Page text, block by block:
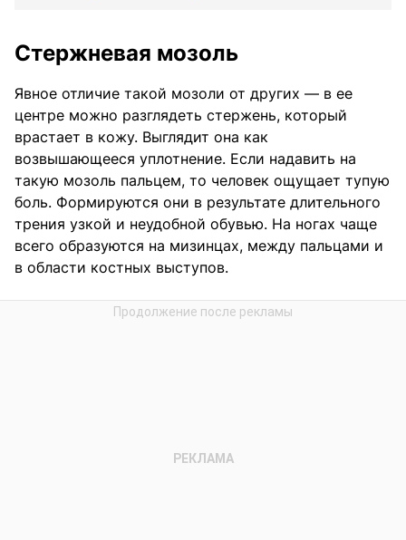
Стержневая мозоль
Явное отличие такой мозоли от других — в ее
центре можно разглядеть стержень, который
врастает в кожу. Выглядит она как
возвышающееся уплотнение. Если надавить на
такую мозоль пальцем, то человек ощущает тупую
боль. Формируются они в результате длительного
трения узкой и неудобной обувью. На ногах чаще
всего образуются на мизинцах, между пальцами и
в области костных выступов.